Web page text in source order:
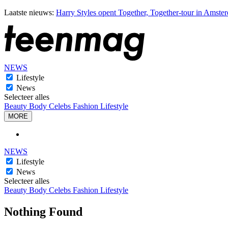
Laatste nieuws: Harry Styles opent Together, Together-tour in
NEWS
Lifestyle
News
Selecteer alles
Beauty Body Celebs Fashion Lifestyle
MORE
NEWS
Lifestyle
News
Selecteer alles
Beauty Body Celebs Fashion Lifestyle
Nothing Found